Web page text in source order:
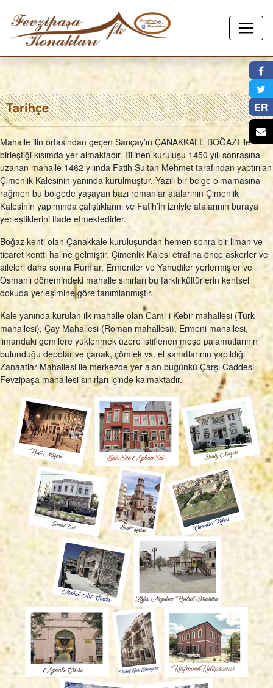
Tarihçe
Mahalle ilin ortasından geçen Sarıçay’ın ÇANAKKALE BOĞAZI ile
birleştiği kısımda yer almaktadır. Bilinen kuruluşu 1450 yılı sonrasına
uzanan mahalle 1462 yılında Fatih Sultan Mehmet tarafından yaptırılan
Çimenlik Kalesinin yanında kurulmuştur. Yazılı bir belge olmamasına
rağmen bu bölgede yaşayan bazı romanlar atalarının Çimenlik
Kalesinin yapımında çalıştıklarını ve Fatih’in izniyle atalarının buraya
yerleştiklerini ifade etmektedirler.
Boğaz kenti olan Çanakkale kuruluşundan hemen sonra bir liman ve
ticaret kentti haline gelmiştir. Çimenlik Kalesi etrafına önce askerler ve
aileleri daha sonra Rumlar, Ermeniler ve Yahudiler yerlermişler ve
Osmanlı dönemindeki mahalle sınırları bu farklı kültürlerin kentsel
dokuda yerleşimine göre tanımlanmıştır.
Kale yanında kurulan ilk mahalle olan Cami-i Kebir mahallesi (Türk
mahallesi), Çay Mahallesi (Roman mahallesi), Ermeni mahallesi,
limandaki gemilere yüklenmek üzere istiflenen meşe palamutlarının
bulunduğu depolar ve çanak, çömlek vs. el sanatlarının yapıldığı
Zanaatlar Mahallesi ile merkezde yer alan bugünkü Çarşı Caddesi
Fevzipaşa mahallesi sınırları içinde kalmaktadır.
×
ER